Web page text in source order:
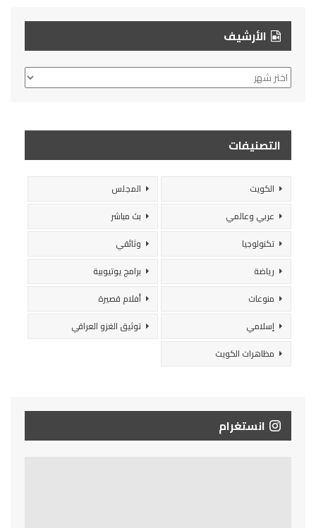
الأرشيف
الأرشيف
التصنيفات
الكويت
المجلس
عربي وعالمي
بث مباشر
تكنولوجيا
وثائقي
رياضة
برامج يوتيوبية
منوعات
أفلام قصيرة
إسلامي
توثيق الغزو العراقي
مظاهرات الكويت
انستغرام